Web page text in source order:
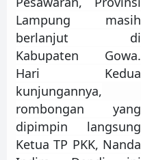
Lampung masih
berlanjut di
Kabupaten Gowa.
Hari Kedua
kunjungannya,
rombongan yang
dipimpin langsung
Ketua TP PKK, Nanda